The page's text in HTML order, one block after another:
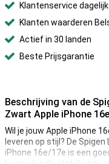
Klantenservice
Klanten waarderen
Actief in 30 landen
Beste Prijsgarantie
Beschrijving van de
Zwart Apple iPhone
Wil je jouw Apple iPhone
leveren op stijl? De
iPhone 16e/17e is een